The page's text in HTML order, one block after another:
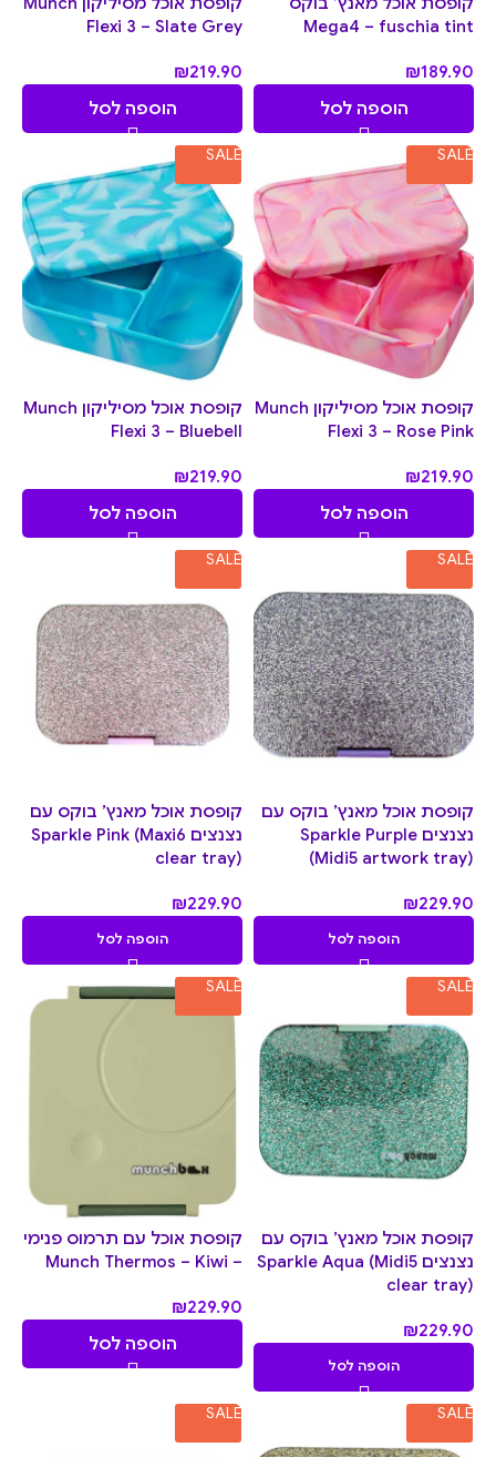
Mega4 – fuschia tint
₪189.90
הוספה לסל
Flexi 3 – Slate Grey
₪219.90
הוספה לסל
SALE
קופסת אוכל מסיליקון Munch
Flexi 3 – Rose Pink
₪219.90
הוספה לסל
SALE
קופסת אוכל מסיליקון Munch
Flexi 3 – Bluebell
₪219.90
הוספה לסל
SALE
קופסת אוכל מאנץ’ בוקס עם
נצנצים Sparkle Purple
(Midi5 artwork tray)
₪229.90
הוספה לסל
SALE
קופסת אוכל מאנץ’ בוקס עם
נצנצים Sparkle Pink (Maxi6
clear tray)
₪229.90
הוספה לסל
SALE
קופסת אוכל מאנץ’ בוקס עם
נצנצים Sparkle Aqua (Midi5
clear tray)
₪229.90
הוספה לסל
SALE
קופסת אוכל עם תרמוס פנימי
– Munch Thermos – Kiwi
₪229.90
הוספה לסל
SALE
SALE